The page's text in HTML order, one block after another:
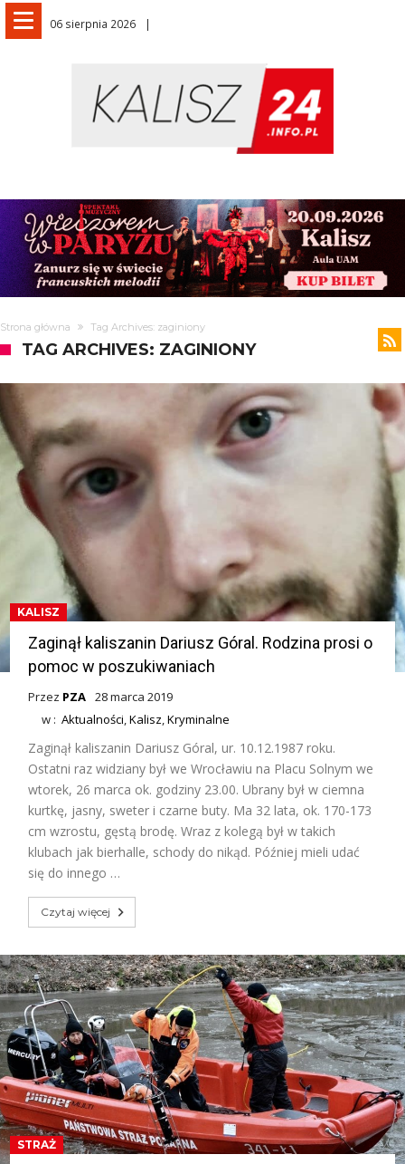
06 sierpnia 2026
Strona główna Tag Archives: zaginiony
TAG ARCHIVES: ZAGINIONY
KALISZ
Zaginął kaliszanin Dariusz Góral. Rodzina prosi o
pomoc w poszukiwaniach
Przez PZA 28 marca 2019
w :Aktualności,Kalisz,Kryminalne
Zaginął kaliszanin Dariusz Góral, ur. 10.12.1987 roku.
Ostatni raz widziany był we Wrocławiu na Placu Solnym we
wtorek, 26 marca ok. godziny 23.00. Ubrany był w ciemna
kurtkę, jasny, sweter i czarne buty. Ma 32 lata, ok. 170-173
cm wzrostu, gęstą brodę. Wraz z kolegą był w takich
klubach jak bierhalle, schody do nikąd. Później mieli udać
się do innego …
Czytaj więcej
STRAŻ